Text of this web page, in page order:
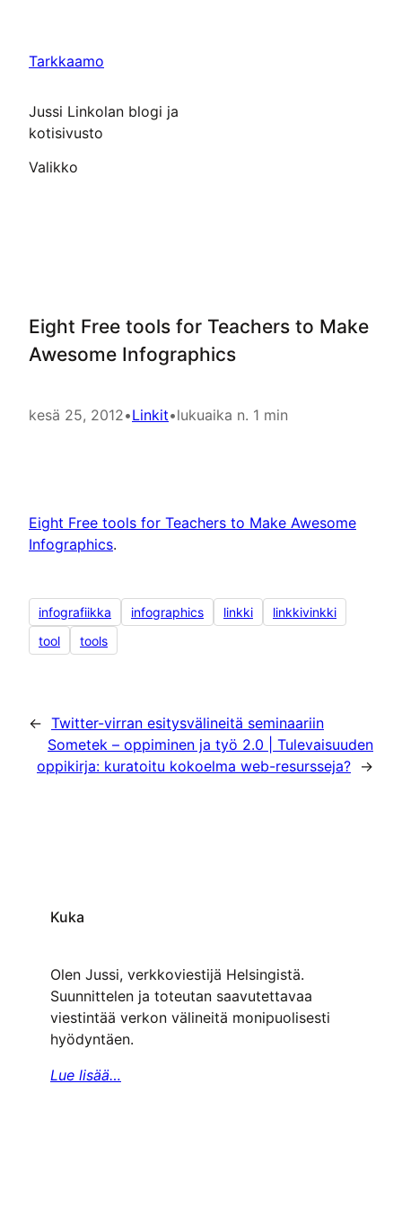
Tarkkaamo
Jussi Linkolan blogi ja
kotisivusto
Valikko
Eight Free tools for Teachers to Make
Awesome Infographics
kesä 25, 2012•Linkit•lukuaika n. 1 min
Eight Free tools for Teachers to Make Awesome
Infographics.
infografiikka infographics linkki
linkkivinkki
tool
tools
← Twitter-virran esitysvälineitä seminaariin
Sometek – oppiminen ja työ 2.0 | Tulevaisuuden
oppikirja: kuratoitu kokoelma web-resursseja? →
Kuka
Olen Jussi, verkkoviestijä Helsingistä.
Suunnittelen ja toteutan saavutettavaa
viestintää verkon välineitä monipuolisesti
hyödyntäen.
Lue lisää…